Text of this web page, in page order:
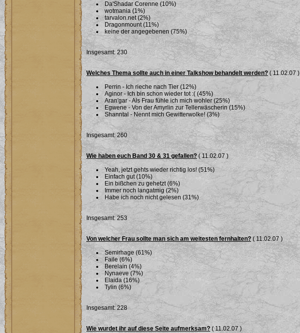
Da'Shadar Corenne (10%)
wotmania (1%)
tarvalon.net (2%)
Dragonmount (11%)
keine der angegebenen (75%)
Insgesamt: 230
Welches Thema sollte auch in einer Talkshow behandelt werden? ( 11.02.07 )
Perrin - Ich rieche nach Tier (12%)
Aginor - Ich bin schon wieder tot :( (45%)
Aran'gar - Als Frau fühle ich mich wohler (25%)
Egwene - Von der Amyrlin zur Tellerwäscherin (15%)
Shanntal - Nennt mich Gewitterwolke! (3%)
Insgesamt: 260
Wie haben euch Band 30 & 31 gefallen?( 11.02.07 )
Yeah, jetzt gehts wieder richtig los! (51%)
Einfach gut (10%)
Ein bißchen zu gehetzt (6%)
Immer noch langatmig (2%)
Habe ich noch nicht gelesen (31%)
Insgesamt: 253
Von welcher Frau sollte man sich am weitesten fernhalten? ( 11.02.07 )
Semirhage (61%)
Faile (6%)
Berelain (4%)
Nynaeve (7%)
Elaida (16%)
Tylin (6%)
Insgesamt: 228
Wie wurdet ihr auf diese Seite aufmerksam? ( 11.02.07 )